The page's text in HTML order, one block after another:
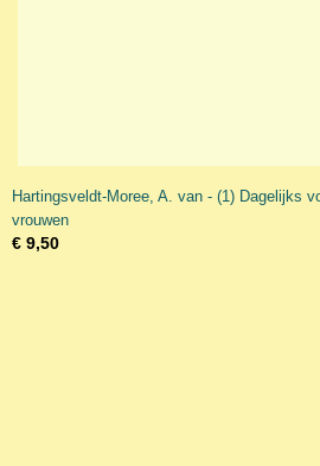
Hartingsveldt-Moree, A. van - (1) Dagelijks
vrouwen
€ 9,50